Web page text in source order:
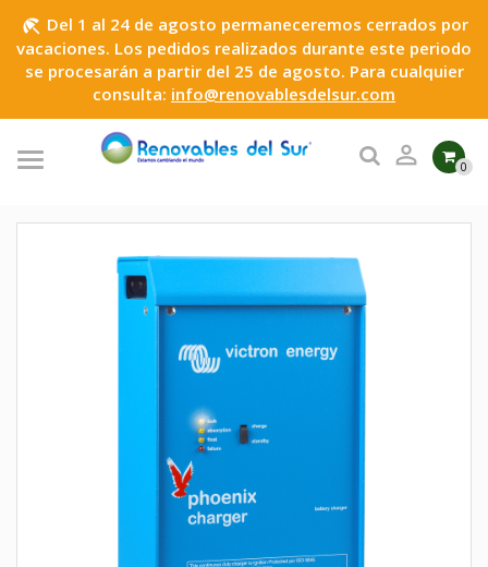
beach_access Del 1 al 24 de agosto permaneceremos cerrados por
vacaciones. Los pedidos realizados durante este periodo
se procesarán a partir del 25 de agosto. Para cualquier
consulta: info@renovablesdelsur.com
 0